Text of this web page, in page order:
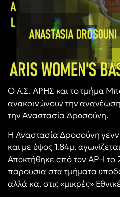
Ο Α.Σ. ΑΡΗΣ και το τμήμα
ανακοινώνουν την
την Αναστασία Δροσούνη.
Η Αναστασία Δροσούνη
και με ύψος 1.84μ.
Αποκτήθηκε από τον ΑΡΗ το
παρουσία στα τμήματα
αλλά και στις «μικρές»